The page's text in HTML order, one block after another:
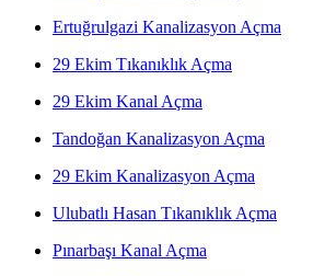
Ertuğrulgazi Kanalizasyon Açma
29 Ekim Tıkanıklık Açma
29 Ekim Kanal Açma
Tandoğan Kanalizasyon Açma
29 Ekim Kanalizasyon Açma
Ulubatlı Hasan Tıkanıklık Açma
Pınarbaşı Kanal Açma